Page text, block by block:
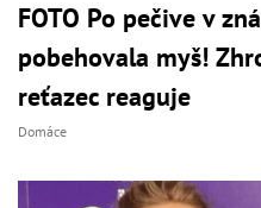
FOTO Po pečive v
pobehovala myš!
reťazec reaguje
Domáce